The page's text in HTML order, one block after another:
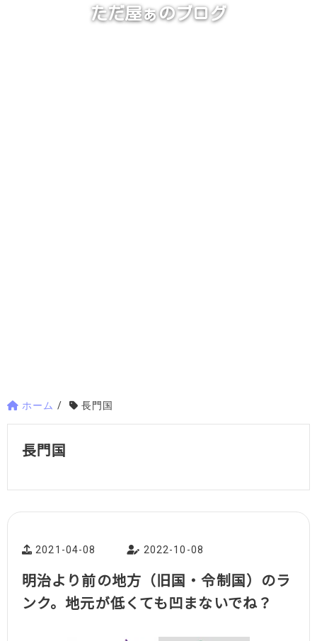
ただ屋ぁのブログ
ホーム / 長門国
長門国
2021-04-08 2022-10-08
明治より前の地方（旧国・令制国）のラ
ンク。地元が低くても凹まないでね？